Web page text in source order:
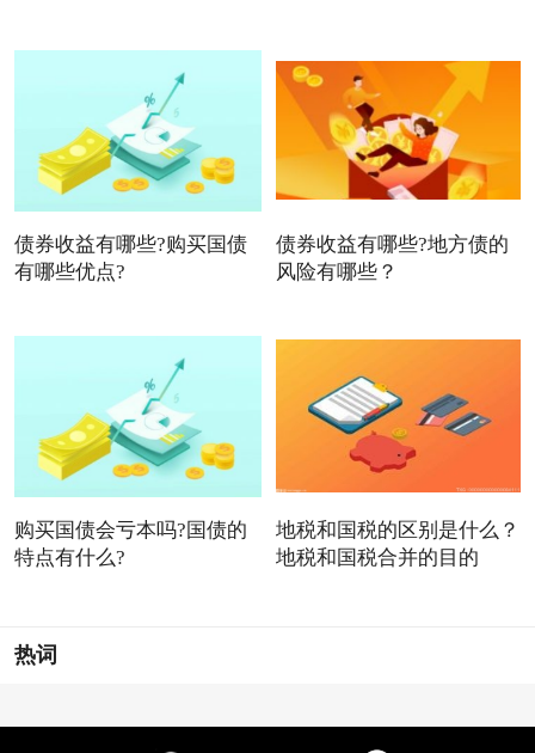
债券收益有哪些?购买国债
有哪些优点?
债券收益有哪些?地方债的
风险有哪些？
购买国债会亏本吗?国债的
特点有什么?
地税和国税的区别是什么？
地税和国税合并的目的
热词